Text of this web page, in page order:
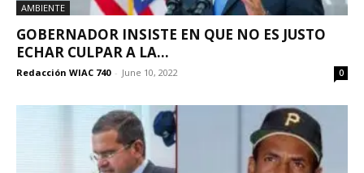
AMBIENTE
GOBERNADOR INSISTE EN QUE NO ES JUSTO
ECHAR CULPAR A LA...
Redacción WIAC 740 - June 10, 2022 0